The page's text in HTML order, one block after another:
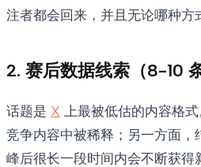
注者都会回来，并且无论哪种方
2. 赛后数据线索（8-10
话题是 X 上最被低估的内容格
竞争内容中被稀释；另一方面，
峰后很长一段时间内会不断获得